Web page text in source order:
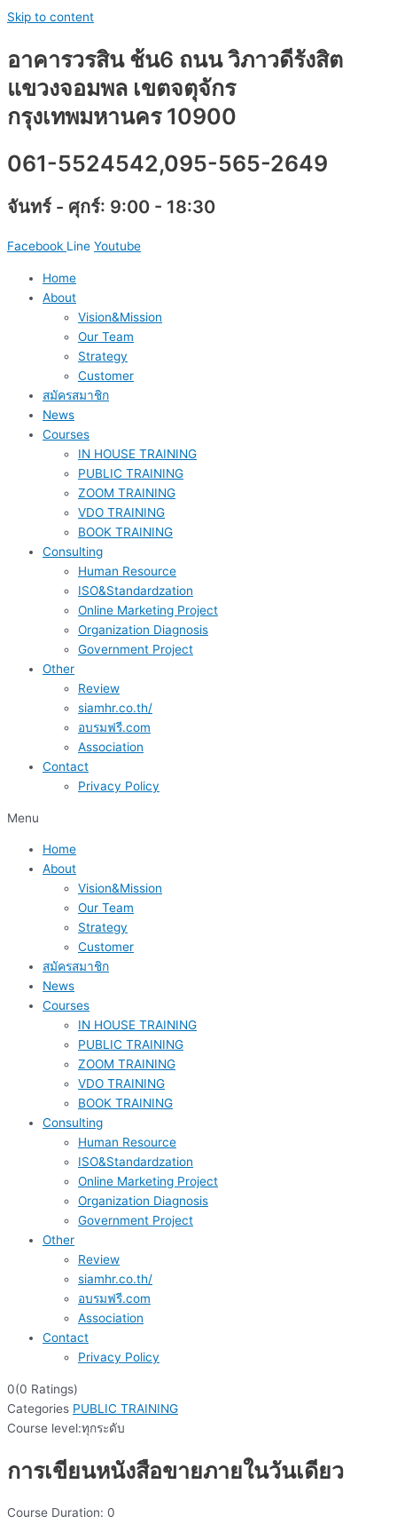
Skip to content
อาคารวรสิน ช้น6 ถนน วิภาวดีรังสิต
แขวงจอมพล เขตจตุจักร
กรุงเทพมหานคร 10900
061-5524542,095-565-2649
จันทร์ - ศุกร์: 9:00 - 18:30
Facebook Line Youtube
Home
About
Vision&Mission
Our Team
Strategy
Customer
สมัครสมาชิก
News
Courses
IN HOUSE TRAINING
PUBLIC TRAINING
ZOOM TRAINING
VDO TRAINING
BOOK TRAINING
Consulting
Human Resource
ISO&Standardzation
Online Marketing Project
Organization Diagnosis
Government Project
Other
Review
siamhr.co.th/
อบรมฟรี.com
Association
Contact
Privacy Policy
Menu
Home
About
Vision&Mission
Our Team
Strategy
Customer
สมัครสมาชิก
News
Courses
IN HOUSE TRAINING
PUBLIC TRAINING
ZOOM TRAINING
VDO TRAINING
BOOK TRAINING
Consulting
Human Resource
ISO&Standardzation
Online Marketing Project
Organization Diagnosis
Government Project
Other
Review
siamhr.co.th/
อบรมฟรี.com
Association
Contact
Privacy Policy
0(0 Ratings)
Categories PUBLIC TRAINING
Course level:ทุกระดับ
การเขียนหนังสือขายภายในวันเดียว
Course Duration: 0